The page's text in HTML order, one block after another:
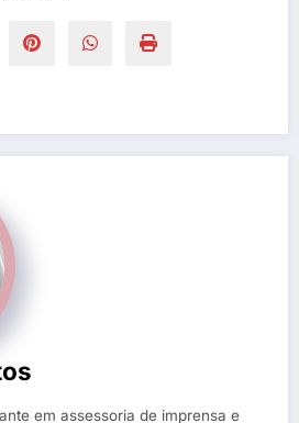
em assessoria de imprensa e